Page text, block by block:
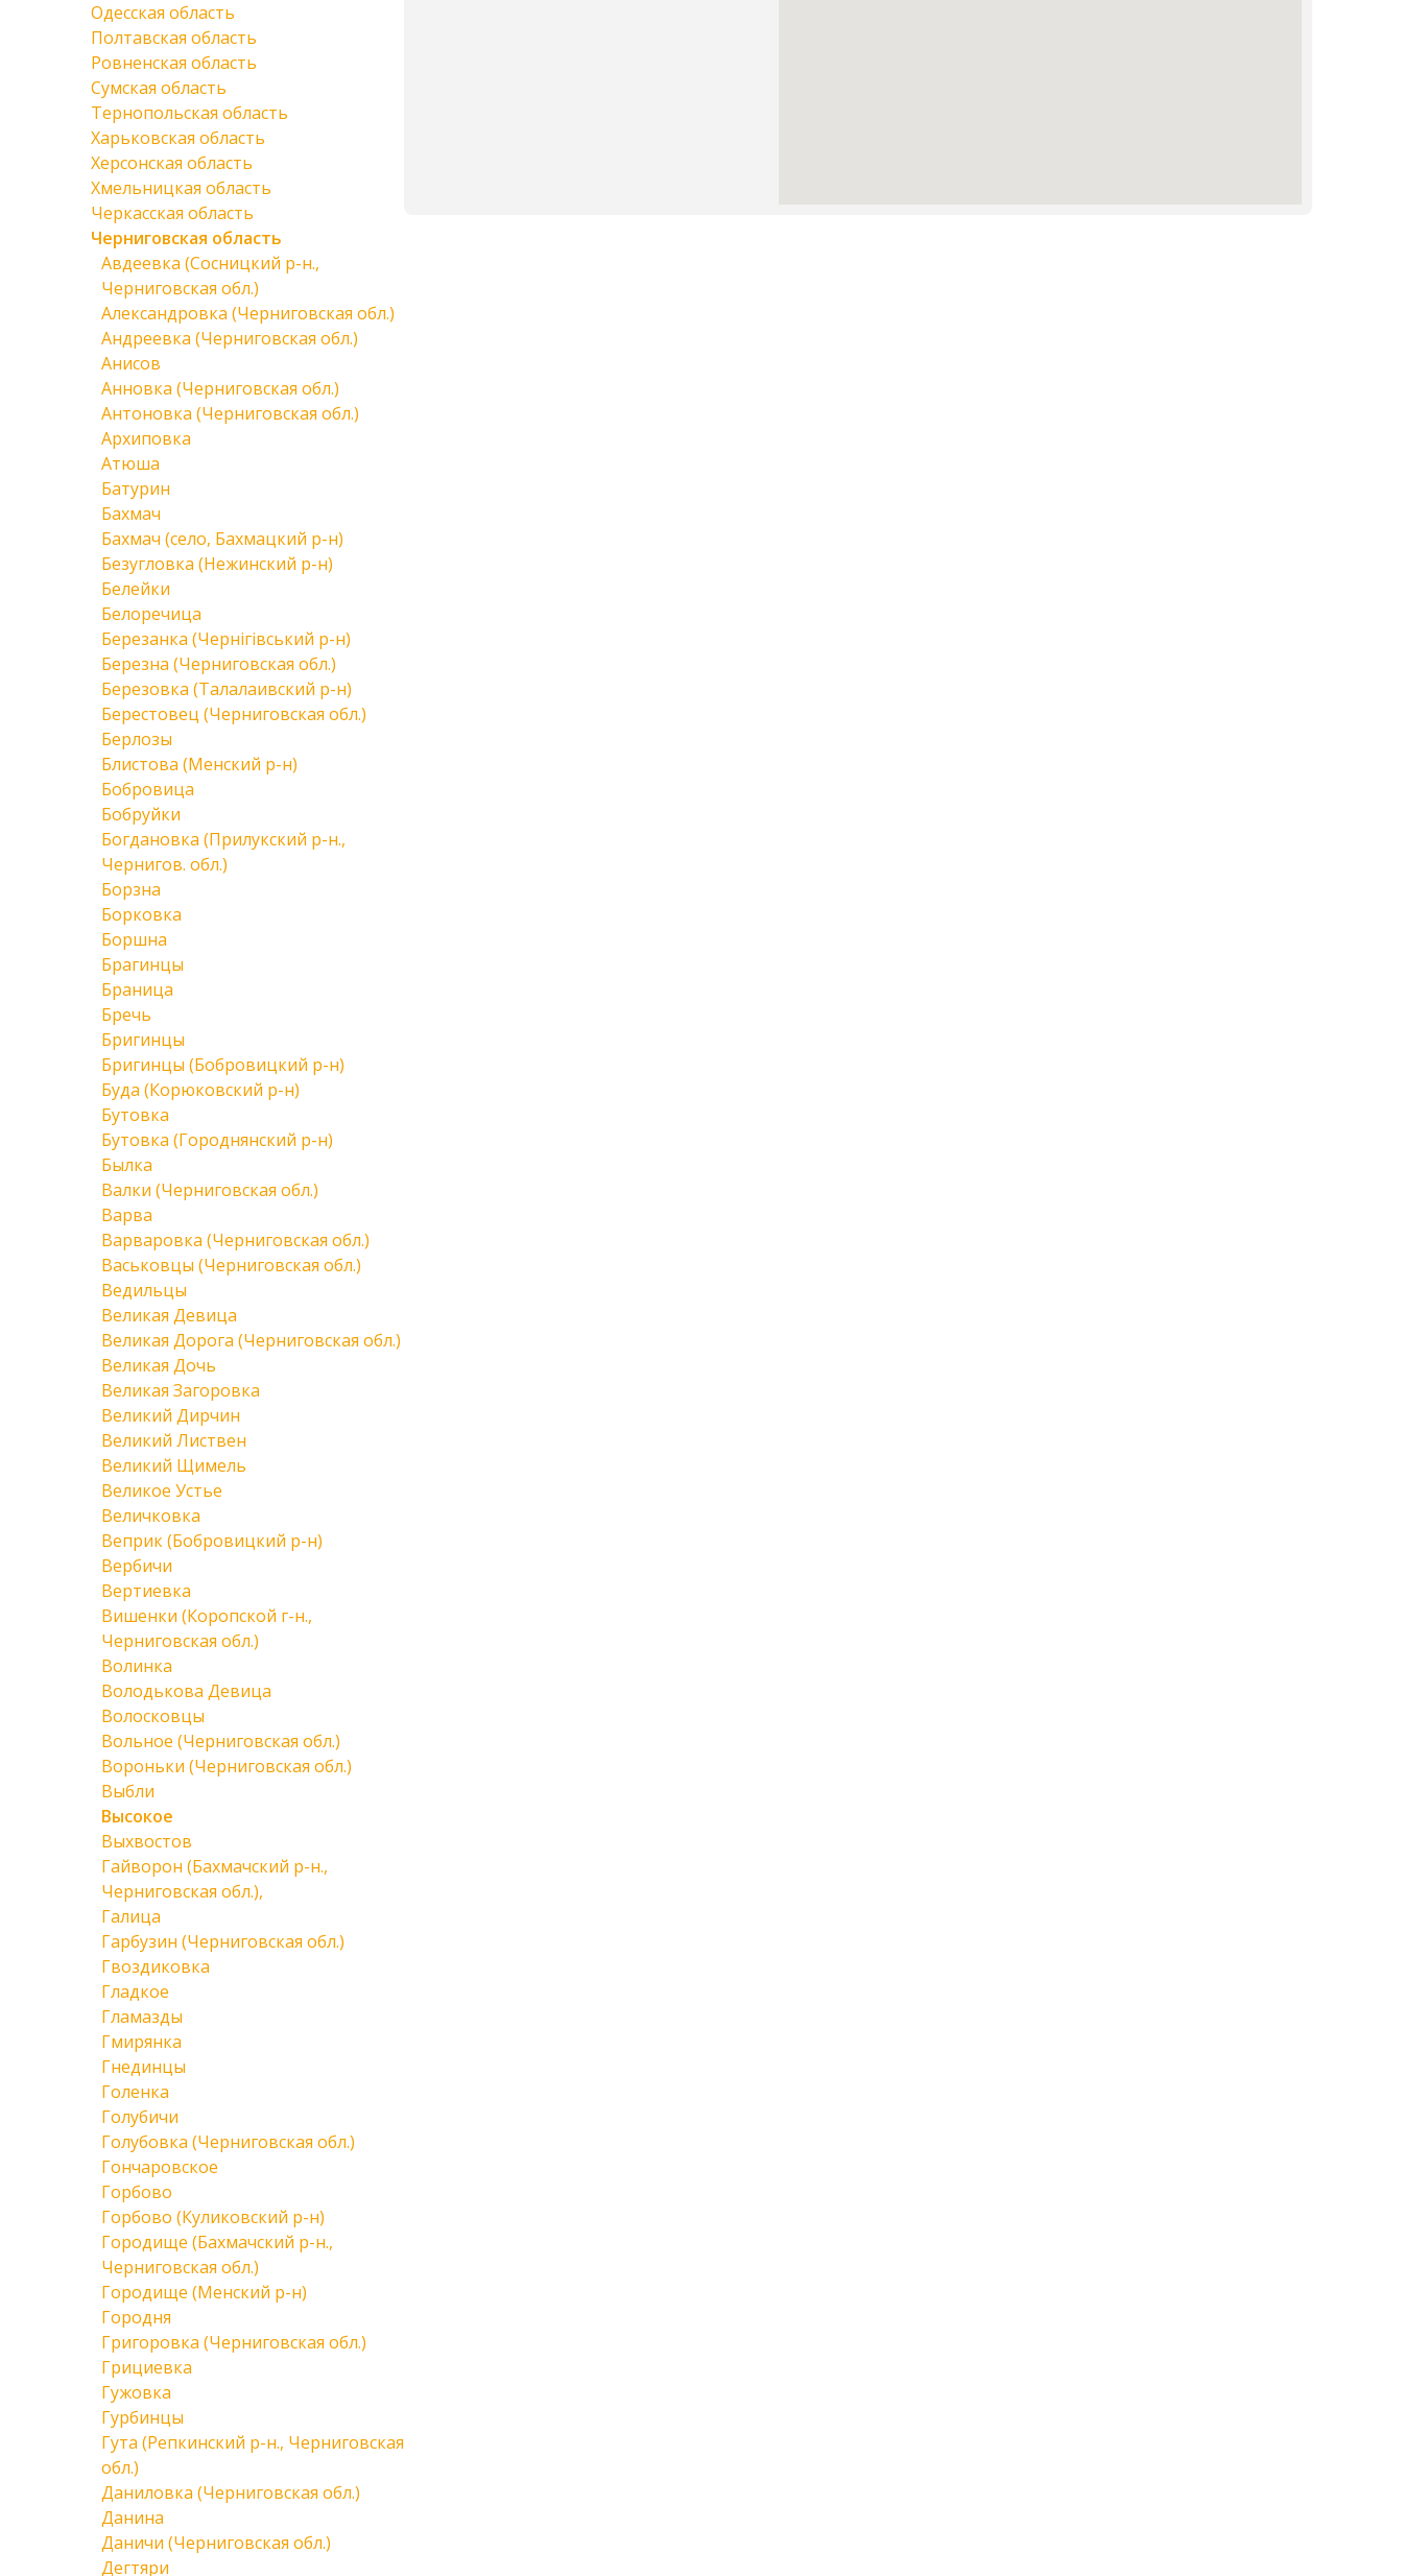
Одесская область
Полтавская область
Ровненская область
Сумская область
Тернопольская область
Харьковская область
Херсонская область
Хмельницкая область
Черкасская область
Черниговская область
Авдеевка (Сосницкий р-н.,
Черниговская обл.)
Александровка (Черниговская обл.)
Андреевка (Черниговская обл.)
Анисов
Анновка (Черниговская обл.)
Антоновка (Черниговская обл.)
Архиповка
Атюша
Батурин
Бахмач
Бахмач (село, Бахмацкий р-н)
Безугловка (Нежинский р-н)
Белейки
Белоречица
Березанка (Чернігівський р-н)
Березна (Черниговская обл.)
Березовка (Талалаивский р-н)
Берестовец (Черниговская обл.)
Берлозы
Блистова (Менский р-н)
Бобровица
Бобруйки
Богдановка (Прилукский р-н.,
Чернигов. обл.)
Борзна
Борковка
Боршна
Брагинцы
Браница
Бречь
Бригинцы
Бригинцы (Бобровицкий р-н)
Буда (Корюковский р-н)
Бутовка
Бутовка (Городнянский р-н)
Былка
Валки (Черниговская обл.)
Варва
Варваровка (Черниговская обл.)
Васьковцы (Черниговская обл.)
Ведильцы
Великая Девица
Великая Дорога (Черниговская обл.)
Великая Дочь
Великая Загоровка
Великий Дирчин
Великий Листвен
Великий Щимель
Великое Устье
Величковка
Веприк (Бобровицкий р-н)
Вербичи
Вертиевка
Вишенки (Коропской г-н.,
Черниговская обл.)
Волинка
Володькова Девица
Волосковцы
Вольное (Черниговская обл.)
Вороньки (Черниговская обл.)
Выбли
Высокое
Выхвостов
Гайворон (Бахмачский р-н.,
Черниговская обл.),
Галица
Гарбузин (Черниговская обл.)
Гвоздиковка
Гладкое
Гламазды
Гмирянка
Гнединцы
Голенка
Голубичи
Голубовка (Черниговская обл.)
Гончаровское
Горбово
Горбово (Куликовский р-н)
Городище (Бахмачский р-н.,
Черниговская обл.)
Городище (Менский р-н)
Городня
Григоровка (Черниговская обл.)
Грициевка
Гужовка
Гурбинцы
Гута (Репкинский р-н., Черниговская
обл.)
Даниловка (Черниговская обл.)
Данина
Даничи (Черниговская обл.)
Дегтяри